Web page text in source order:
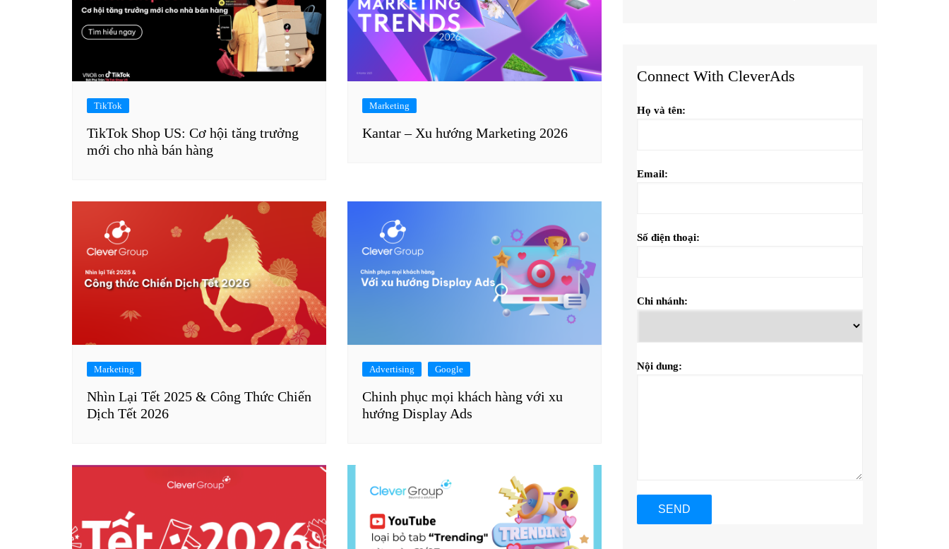
TikTok
TikTok Shop US: Cơ hội tăng trưởng
mới cho nhà bán hàng
Marketing
Kantar – Xu hướng Marketing 2026
Marketing
Nhìn Lại Tết 2025 & Công Thức Chiến
Dịch Tết 2026
Advertising Google
Chinh phục mọi khách hàng với xu
hướng Display Ads
Connect With CleverAds
Họ và tên:
Email:
Số điện thoại:
Chi nhánh:
Nội dung: